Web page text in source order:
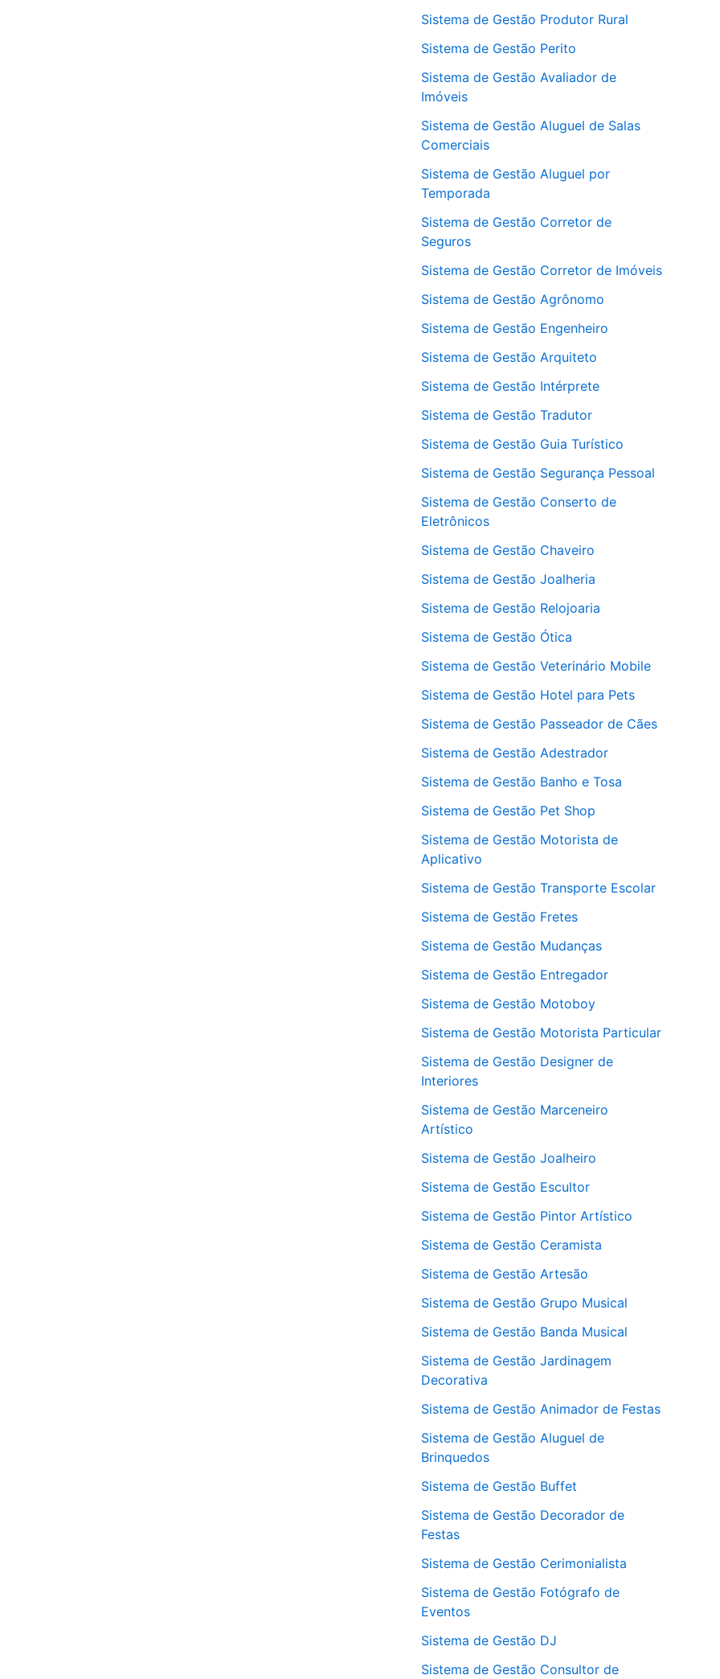
Sistema de Gestão Produtor Rural
Sistema de Gestão Perito
Sistema de Gestão Avaliador de
Imóveis
Sistema de Gestão Aluguel de Salas
Comerciais
Sistema de Gestão Aluguel por
Temporada
Sistema de Gestão Corretor de
Seguros
Sistema de Gestão Corretor de Imóveis
Sistema de Gestão Agrônomo
Sistema de Gestão Engenheiro
Sistema de Gestão Arquiteto
Sistema de Gestão Intérprete
Sistema de Gestão Tradutor
Sistema de Gestão Guia Turístico
Sistema de Gestão Segurança Pessoal
Sistema de Gestão Conserto de
Eletrônicos
Sistema de Gestão Chaveiro
Sistema de Gestão Joalheria
Sistema de Gestão Relojoaria
Sistema de Gestão Ótica
Sistema de Gestão Veterinário Mobile
Sistema de Gestão Hotel para Pets
Sistema de Gestão Passeador de Cães
Sistema de Gestão Adestrador
Sistema de Gestão Banho e Tosa
Sistema de Gestão Pet Shop
Sistema de Gestão Motorista de
Aplicativo
Sistema de Gestão Transporte Escolar
Sistema de Gestão Fretes
Sistema de Gestão Mudanças
Sistema de Gestão Entregador
Sistema de Gestão Motoboy
Sistema de Gestão Motorista Particular
Sistema de Gestão Designer de
Interiores
Sistema de Gestão Marceneiro
Artístico
Sistema de Gestão Joalheiro
Sistema de Gestão Escultor
Sistema de Gestão Pintor Artístico
Sistema de Gestão Ceramista
Sistema de Gestão Artesão
Sistema de Gestão Grupo Musical
Sistema de Gestão Banda Musical
Sistema de Gestão Jardinagem
Decorativa
Sistema de Gestão Animador de Festas
Sistema de Gestão Aluguel de
Brinquedos
Sistema de Gestão Buffet
Sistema de Gestão Decorador de
Festas
Sistema de Gestão Cerimonialista
Sistema de Gestão Fotógrafo de
Eventos
Sistema de Gestão DJ
Sistema de Gestão Consultor de